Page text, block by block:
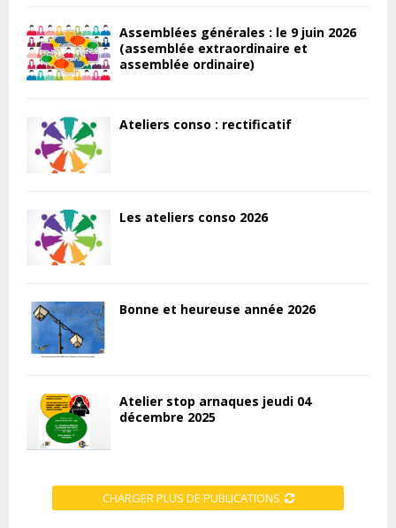
Assemblées générales : le 9 juin 2026
(assemblée extraordinaire et
assemblée ordinaire)
Ateliers conso : rectificatif
Les ateliers conso 2026
Bonne et heureuse année 2026
Atelier stop arnaques jeudi 04
décembre 2025
CHARGER PLUS DE PUBLICATIONS